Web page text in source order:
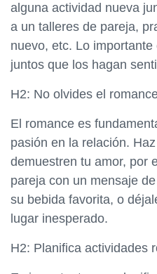
alguna actividad nueva
a un talleres de pareja,
nuevo, etc. Lo
juntos que los hagan
H2: No olvides el
El romance es
pasión en la relación.
demuestren tu amor, por
pareja con un mensaje
su bebida favorita, o
lugar inesperado.
H2: Planifica actividades